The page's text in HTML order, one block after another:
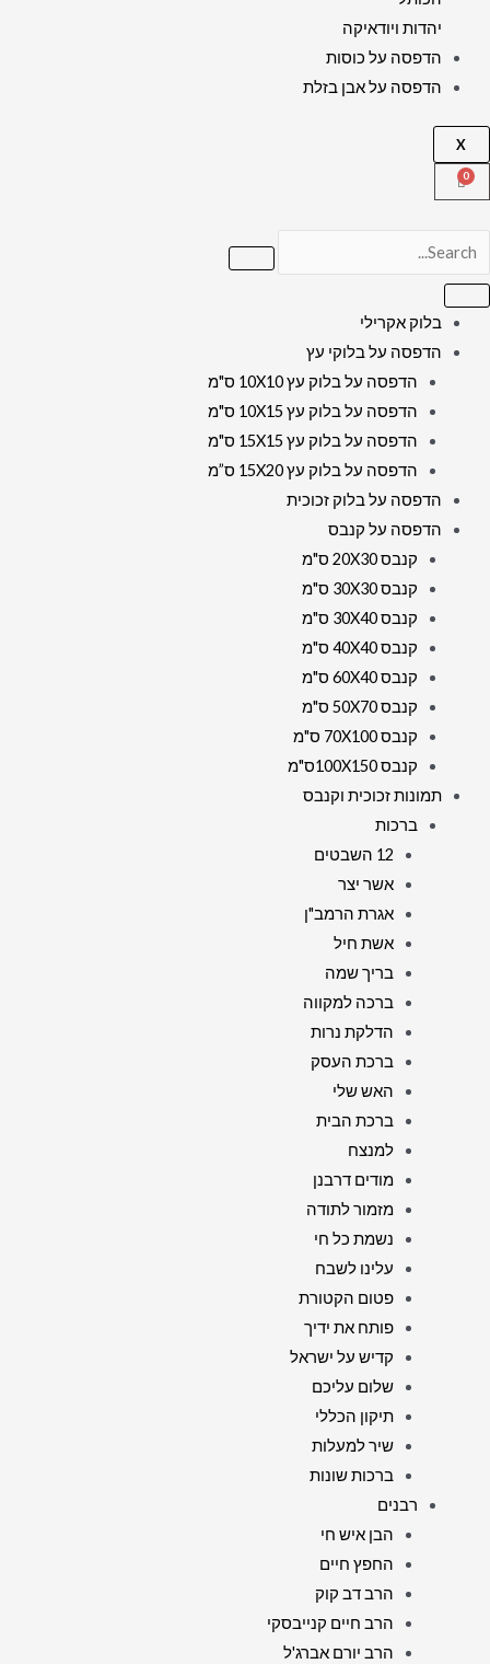
יהדות ויודאיקה
הדפסה על כוסות
הדפסה על אבן בזלת
X
בלוק אקרילי
הדפסה על בלוקי עץ
הדפסה על בלוק עץ 10X10 ס"מ
הדפסה על בלוק עץ 10X15 ס"מ
הדפסה על בלוק עץ 15X15 ס"מ
הדפסה על בלוק עץ 15X20 ס”מ
הדפסה על בלוק זכוכית
הדפסה על קנבס
קנבס 20X30 ס"מ
קנבס 30X30 ס"מ
קנבס 30X40 ס"מ
קנבס 40X40 ס"מ
קנבס 60X40 ס"מ
קנבס 50X70 ס"מ
קנבס 70X100 ס"מ
קנבס 100X150ס"מ
תמונות זכוכית וקנבס
ברכות
12 השבטים
אשר יצר
אגרת הרמב"ן
אשת חיל
בריך שמה
ברכה למקווה
הדלקת נרות
ברכת העסק
האש שלי
ברכת הבית
למנצח
מודים דרבנן
מזמור לתודה
נשמת כל חי
עלינו לשבח
פטום הקטורת
פותח את ידיך
קדיש על ישראל
שלום עליכם
תיקון הכללי
שיר למעלות
ברכות שונות
רבנים
הבן איש חי
החפץ חיים
הרב דב קוק
הרב חיים קנייבסקי
הרב יורם אברג'ל